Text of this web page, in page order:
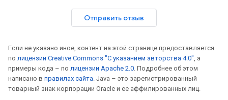
Отправить отзыв
Если не указано иное, контент на этой странице предоставляется
по лицензии Creative Commons "С указанием авторства 4.0", а
примеры кода – по лицензии Apache 2.0. Подробнее об этом
написано в правилах сайта. Java – это зарегистрированный
товарный знак корпорации Oracle и ее аффилированных лиц.